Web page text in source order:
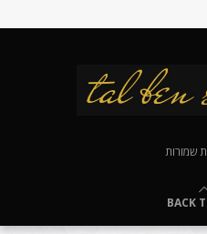
שמורות
BACK